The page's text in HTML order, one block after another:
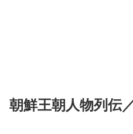
朝鮮王朝人物列伝